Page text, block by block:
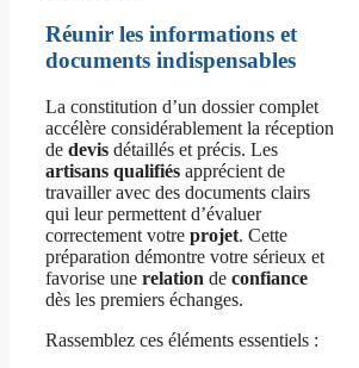
Réunir les informations et
documents indispensables
La constitution d’un dossier complet
accélère considérablement la réception
de devis détaillés et précis. Les
artisans qualifiés apprécient de
travailler avec des documents clairs
qui leur permettent d’évaluer
correctement votre projet. Cette
préparation démontre votre sérieux et
favorise une relation de confiance
dès les premiers échanges.
Rassemblez ces éléments essentiels :